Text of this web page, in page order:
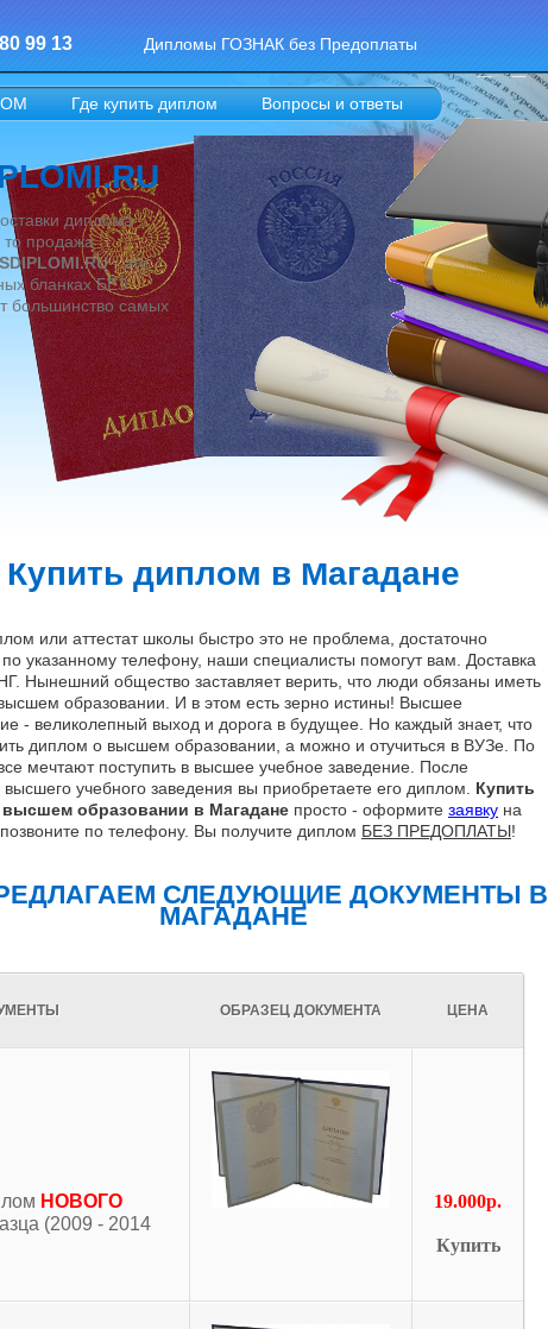
99 13 Дипломы ГОЗНАК без Предоплаты
Где купить диплом Вопросы и ответы
диплома
продажа
- это
бланках БЕЗ
большинство самых
Купить диплом в Магадане
или аттестат школы быстро это не проблема, достаточно
по указанному телефону, наши специалисты помогут вам. Доставка
Нынешний общество заставляет верить, что люди обязаны иметь
образовании. И в этом есть зерно истины! Высшее
- великолепный выход и дорога в будущее. Но каждый знает, что
диплом о высшем образовании, а можно и отучиться в ВУЗе. По
мечтают поступить в высшее учебное заведение. После
учебного заведения вы приобретаете его диплом. Купить
образовании в Магадане просто - оформите заявку на
по телефону. Вы получите диплом БЕЗ ПРЕДОПЛАТЫ!
СЛЕДУЮЩИЕ ДОКУМЕНТЫ В
МАГАДАНЕ
ОБРАЗЕЦ ДОКУМЕНТА ЦЕНА
НОВОГО
(2009 - 2014
19.000р.
Купить